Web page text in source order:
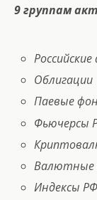
9 группам
Облигации
Паевые
Фьючерсы
Валютные
Индексы РФ